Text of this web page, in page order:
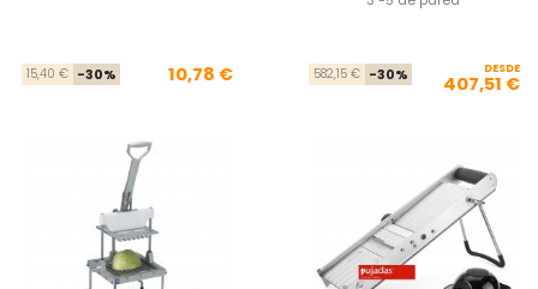
Precio base
15,40 € -30% Precio
10,78 € 582,15 € -30% DESDE
407,51 €